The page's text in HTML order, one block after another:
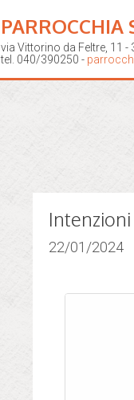
PARROCCHIA
via Vittorino da Feltre, 11 -
tel. 040/390250 -
22/01/2024